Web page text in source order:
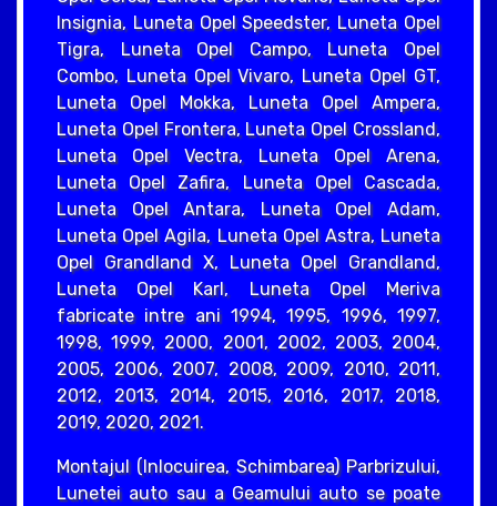
Insignia, Luneta Opel Speedster, Luneta Opel
Tigra, Luneta Opel Campo, Luneta Opel
Combo, Luneta Opel Vivaro, Luneta Opel GT,
Luneta Opel Mokka, Luneta Opel Ampera,
Luneta Opel Frontera, Luneta Opel Crossland,
Luneta Opel Vectra, Luneta Opel Arena,
Luneta Opel Zafira, Luneta Opel Cascada,
Luneta Opel Antara, Luneta Opel Adam,
Luneta Opel Agila, Luneta Opel Astra, Luneta
Opel Grandland X, Luneta Opel Grandland,
Luneta Opel Karl, Luneta Opel Meriva
fabricate intre ani 1994, 1995, 1996, 1997,
1998, 1999, 2000, 2001, 2002, 2003, 2004,
2005, 2006, 2007, 2008, 2009, 2010, 2011,
2012, 2013, 2014, 2015, 2016, 2017, 2018,
2019, 2020, 2021.
Montajul (Inlocuirea, Schimbarea) Parbrizului,
Lunetei auto sau a Geamului auto se poate